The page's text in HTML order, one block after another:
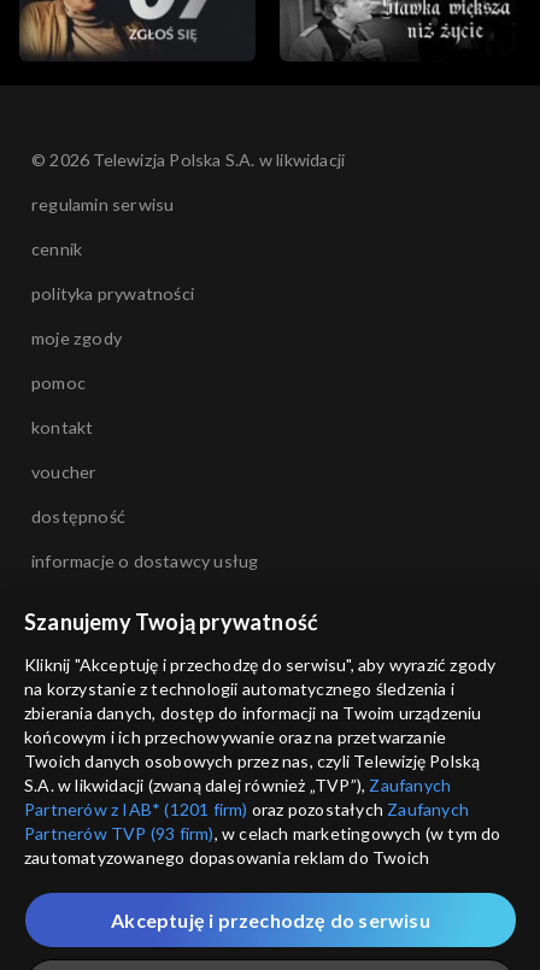
© 2026 Telewizja Polska S.A. w likwidacji
regulamin serwisu
cennik
polityka prywatności
moje zgody
pomoc
kontakt
voucher
dostępność
informacje o dostawcy usług
Szanujemy Twoją prywatność
Kliknij "Akceptuję i przechodzę do serwisu", aby wyrazić zgody
na korzystanie z technologii automatycznego śledzenia i
zbierania danych, dostęp do informacji na Twoim urządzeniu
końcowym i ich przechowywanie oraz na przetwarzanie
Twoich danych osobowych przez nas, czyli Telewizję Polską
S.A. w likwidacji (zwaną dalej również „TVP”), Zaufanych
Partnerów z IAB* (1201 firm) oraz pozostałych Zaufanych
Partnerów TVP (93 firm), w celach marketingowych (w tym do
zautomatyzowanego dopasowania reklam do Twoich
które wskazujemy poniżej, a także zgody na udostępnianie
przez nas identyfikatora PPID do Google.
Twoje dane osobowe zbierane podczas odwiedzania przez
Akceptuję i przechodzę do serwisu